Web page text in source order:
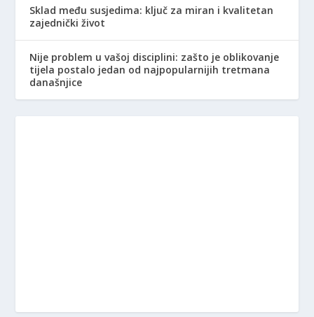
Sklad među susjedima: ključ za miran i kvalitetan
zajednički život
Nije problem u vašoj disciplini: zašto je oblikovanje
tijela postalo jedan od najpopularnijih tretmana
današnjice